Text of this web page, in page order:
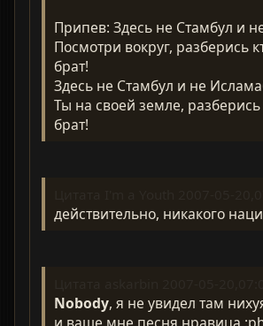
Припев: Здесь не Стамбул и
Посмотри вокруг, разберись
брат!
Здесь не Стамбул и не
Ты на своей земле, разберись
брат!
действительно, никакого
Nobody, я не увидел там